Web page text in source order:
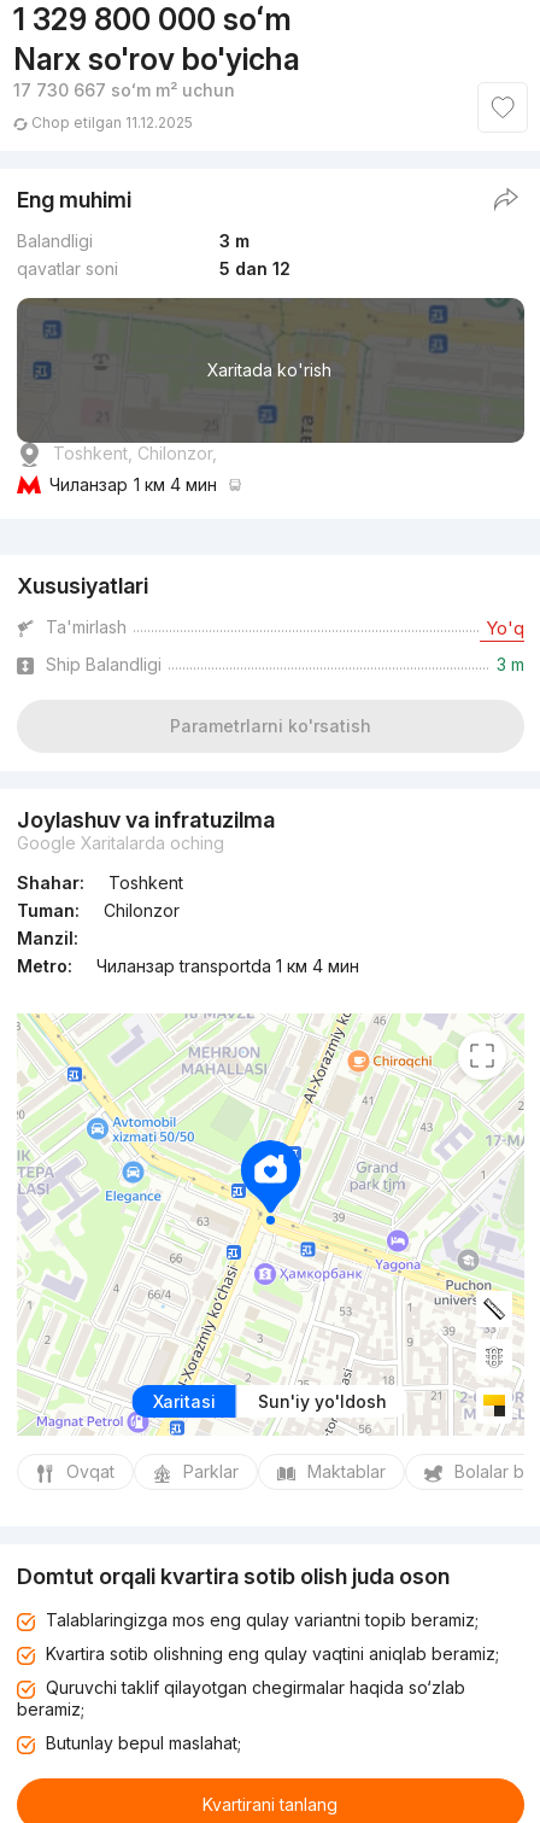
1 329 800 000 soʻm
Narx so'rov bo'yicha
17 730 667 soʻmm² uchun
Chop etilgan 11.12.2025
Eng muhimi
Balandligi
3 m
qavatlar soni
5 dan 12
Xaritada ko'rish
Toshkent, Chilonzor,
Чиланзар 1 км 4 мин
Xususiyatlari
Ta'mirlash Yo'q
Ship Balandligi 3 m
Parametrlarni ko'rsatish
Joylashuv va infratuzilma
Google Xaritalarda oching
Shahar:
Toshkent
Tuman:
Chilonzor
Manzil:
Metro:
Чиланзар transportda 1 км 4 мин
Xaritasi Sun'iy yo'ldosh
Ovqat Parklar Maktablar Bolalar
Domtut orqali kvartira sotib olish juda oson
Talablaringizga mos eng qulay variantni topib beramiz;
Kvartira sotib olishning eng qulay vaqtini aniqlab beramiz;
Quruvchi taklif qilayotgan chegirmalar haqida so‘zlab
beramiz;
Butunlay bepul maslahat;
Kvartirani tanlang